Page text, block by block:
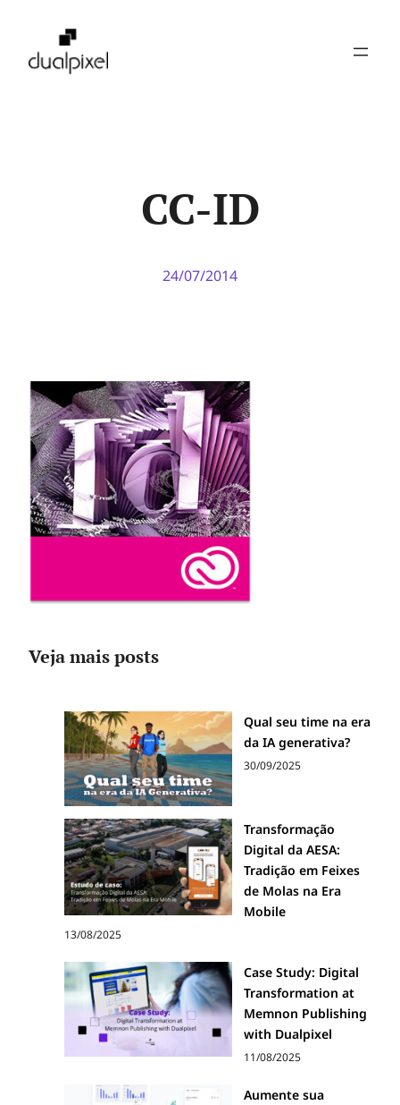
CC-ID
24/07/2014
Veja mais posts
Qual seu time na era
da IA generativa?
30/09/2025
Transformação
Digital da AESA:
Tradição em Feixes
de Molas na Era
Mobile
13/08/2025
Case Study: Digital
Transformation at
Memnon Publishing
with Dualpixel
11/08/2025
Aumente sua